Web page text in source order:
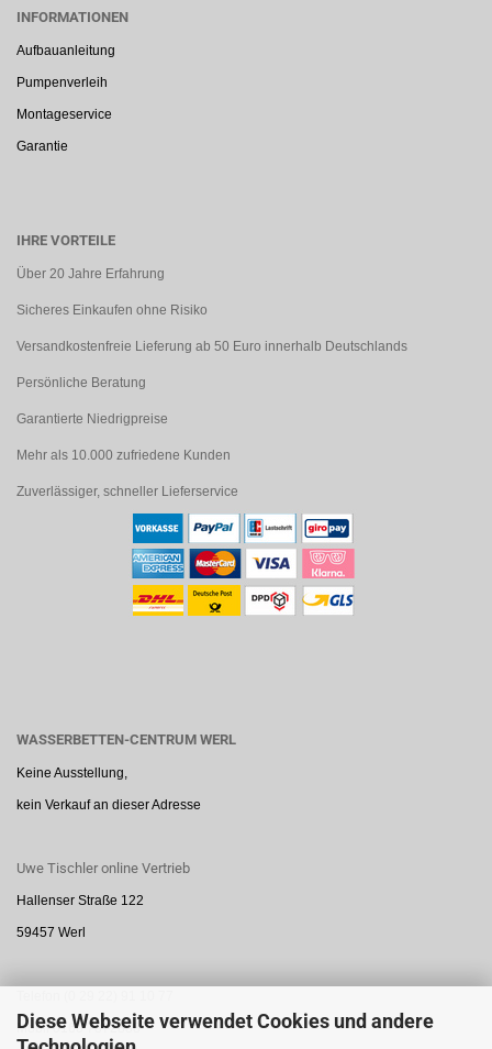
Diese Webseite verwendet Cookies und andere
INFORMATIONEN
Aufbauanleitung
Pumpenverleih
Montageservice
Garantie
IHRE VORTEILE
Über 20 Jahre Erfahrung
Sicheres Einkaufen ohne Risiko
Versandkostenfreie Lieferung ab 50 Euro innerhalb Deutschlands
Persönliche Beratung
Garantierte Niedrigpreise
Mehr als 10.000 zufriedene Kunden
Zuverlässiger, schneller Lieferservice
WASSERBETTEN-CENTRUM WERL
Keine Ausstellung,
kein Verkauf an dieser Adresse
Uwe Tischler online Vertrieb
Hallenser Straße 122
59457 Werl
Mobil 0160 7872888